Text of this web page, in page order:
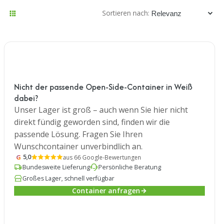
Sortieren nach:
Nicht der passende Open-Side-Container in Weiß
dabei?
Unser Lager ist groß – auch wenn Sie hier nicht
direkt fündig geworden sind, finden wir die
passende Lösung. Fragen Sie Ihren
Wunschcontainer unverbindlich an.
G 5,0
aus 66 Google-Bewertungen
Bundesweite Lieferung
Persönliche Beratung
Großes Lager, schnell verfügbar
Container anfragen